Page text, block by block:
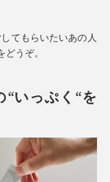
てもらいたいあの人
うぞ。
“いっぷく“を